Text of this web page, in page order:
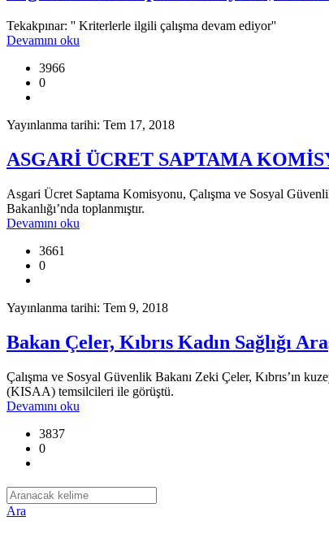
Tekakpınar: '' Kriterlerle ilgili çalışma devam ediyor''
Devamını oku
3966
0
Yayınlanma tarihi: Tem 17, 2018
ASGARİ ÜCRET SAPTAMA
Asgari Ücret Saptama Komisyonu, Çalışma ve Sosyal
Bakanlığı’nda toplanmıştır.
Devamını oku
3661
0
Yayınlanma tarihi: Tem 9, 2018
Bakan Çeler, Kıbrıs Kadın Sağlığı
Çalışma ve Sosyal Güvenlik Bakanı Zeki Çeler, Kıbrıs’ın
(KISAA) temsilcileri ile görüştü.
Devamını oku
3837
0
Ara